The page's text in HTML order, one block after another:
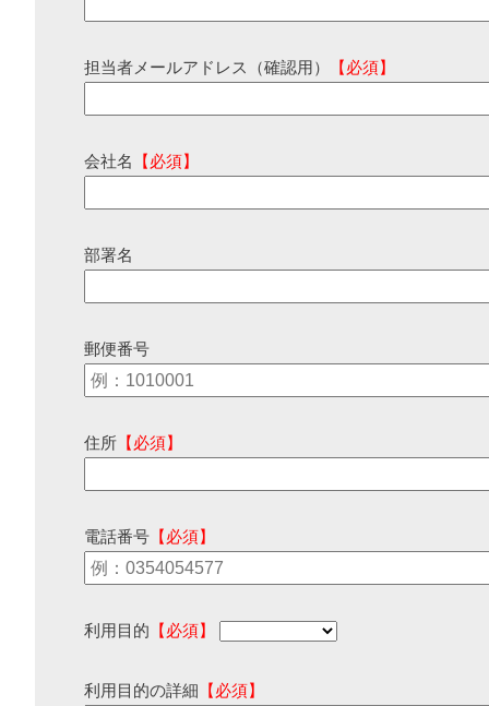
担当者メールアドレス（確認用） 【必須】
会社名 【必須】
部署名
郵便番号
住所 【必須】
電話番号 【必須】
利用目的 【必須】
利用目的の詳細 【必須】